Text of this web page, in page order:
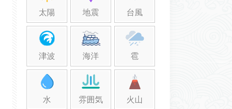
太陽 地震 台風
津波 海洋 雹
水 雰囲気 火山